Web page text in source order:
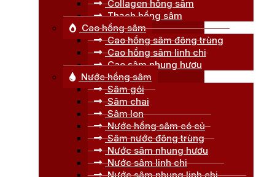
Collagen hồng sâm
Thạch hồng sâm
Cao hồng sâm
Cao hồng sâm đông trùng
Cao hồng sâm linh chi
Cao sâm nhung hươu
Nước hồng sâm
Sâm gói
Sâm chai
Sâm lon
Nước hồng sâm có củ
Sâm nước đông trùng
Nước sâm nhung hươu
Nước sâm linh chi